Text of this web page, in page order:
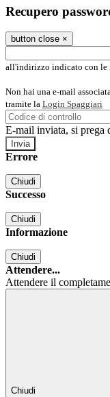
Recupero
button close ×
all'indirizzo indicato con le
Non hai una e-mail
tramite la Login Spaggiari
E-mail inviata, si prega
Errore
Chiudi
Successo
Chiudi
Informazione
Chiudi
Attendere...
Attendere il
Chiudi